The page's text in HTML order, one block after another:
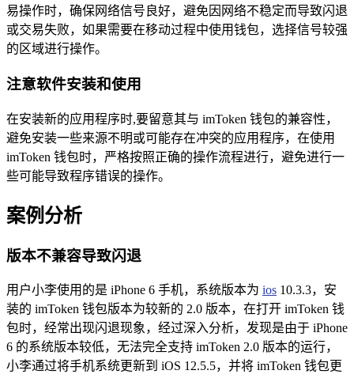
易操作时，确保网络信号良好，避免因网络不稳定而导致闪退
或交易失败，如果需要在移动过程中使用钱包，选择信号较强
的区域进行操作。
注意软件安装和使用
在安装新的应用程序时,要留意其与 imToken 钱包的兼容性，
避免安装一些来源不明或可能存在冲突的应用程序，在使用
imToken 钱包时，严格按照正确的操作流程进行，避免进行一
些可能导致程序错误的操作。
案例分析
版本不兼容导致闪退
用户小李使用的是 iPhone 6 手机，系统版本为 ios 10.3.3，安
装的 imToken 钱包版本为较新的 2.0 版本，在打开 imToken 钱
包时，经常出现闪退现象，经过深入分析，发现是由于 iPhone
6 的系统版本较低，无法完全支持 imToken 2.0 版本的运行，
小李通过将手机系统更新到 iOS 12.5.5，并将 imToken 钱包更